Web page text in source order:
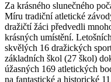
Za krásného slunečného
Míru tradiční atletické
dražičtí žáci předvedli
krásných umístění.
skvělých 16 dražických
základních škol (27 škol)
úžasných 169 atletických
na fantastické a historické